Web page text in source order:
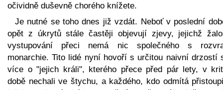
očividně duševně chorého knížete.
Je nutné se toho dnes již vzdát. Neboť v poslední
opět z úkrytů stále častěji objevují zjevy, jejichž
vystupování přeci nemá nic společného s
monarchie. Tito lidé nyní hovoří s určitou naivní drzostí
více o "jejich králi", kterého přece před pár lety, v
době nechali ve štychu, a každého, kdo odmítá